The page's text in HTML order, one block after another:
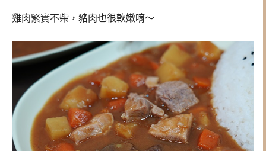
雞肉緊實不柴，豬肉也很軟嫩唷～